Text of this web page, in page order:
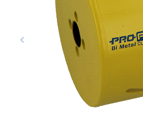
Vorige
keyboard_arrow_left